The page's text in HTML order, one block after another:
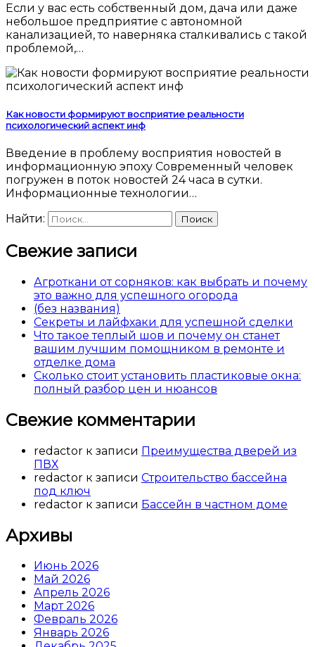
Если у вас есть собственный дом, дача или даже
небольшое предприятие с автономной
канализацией, то наверняка сталкивались с такой
проблемой,…
Как новости формируют восприятие реальности
психологический аспект инф
Введение в проблему восприятия новостей в
информационную эпоху Современный человек
погружен в поток новостей 24 часа в сутки.
Информационные технологии…
Найти:
Свежие записи
Агроткани от сорняков: как выбрать и почему
это важно для успешного огорода
(без названия)
Секреты и лайфхаки для успешной сделки
Что такое теплый шов и почему он станет
вашим лучшим помощником в ремонте и
отделке дома
Сколько стоит установить пластиковые окна:
полный разбор цен и нюансов
Свежие комментарии
redactor к записи Преимущества дверей из
ПВХ
redactor к записи Строительство бассейна
под ключ
redactor к записи Бассейн в частном доме
Архивы
Июнь 2026
Май 2026
Апрель 2026
Март 2026
Февраль 2026
Январь 2026